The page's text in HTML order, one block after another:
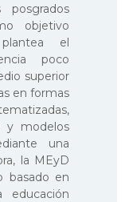
objetivo
el
poco
superior
en formas
y modelos
una
la MEyD
basado en
educación